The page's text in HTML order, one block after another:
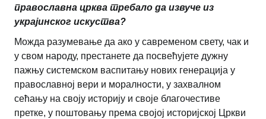
православна црква требало да извуче из
украјинског искуства?
Можда разумевање да ако у савременом свету, чак и
у свом народу, престанете да посвећујете дужну
пажњу системском васпитању нових генерација у
православној вери и моралности, у захвалном
сећању на своју историју и своје благочестиве
претке, у поштовању према својој историјској Цркви